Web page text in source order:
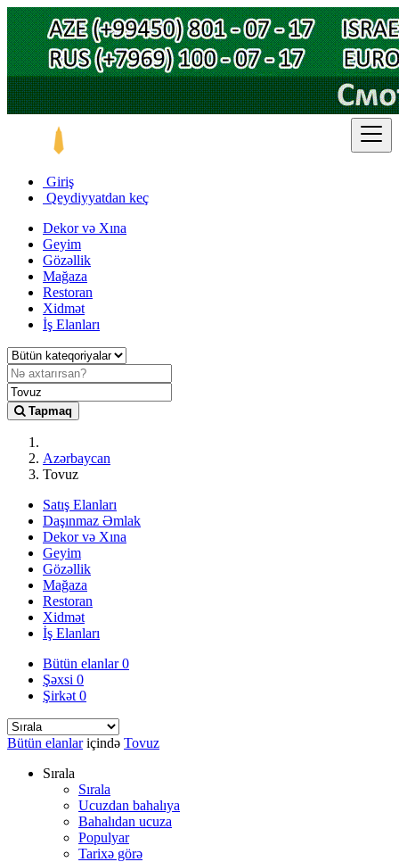
Giriş
Qeydiyyatdan keç
Dekor və Xına
Geyim
Gözəllik
Mağaza
Restoran
Xidmət
İş Elanları
Tapmaq
Azərbaycan
Tovuz
Satış Elanları
Daşınmaz Əmlak
Dekor və Xına
Geyim
Gözəllik
Mağaza
Restoran
Xidmət
İş Elanları
Bütün elanlar0
Şəxsi 0
Şirkət 0
Bütün elanlariçində Tovuz
Sırala
Sırala
Ucuzdan bahalıya
Bahalıdan ucuza
Populyar
Tarixə görə